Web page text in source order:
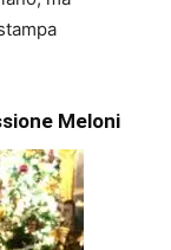
Meloni